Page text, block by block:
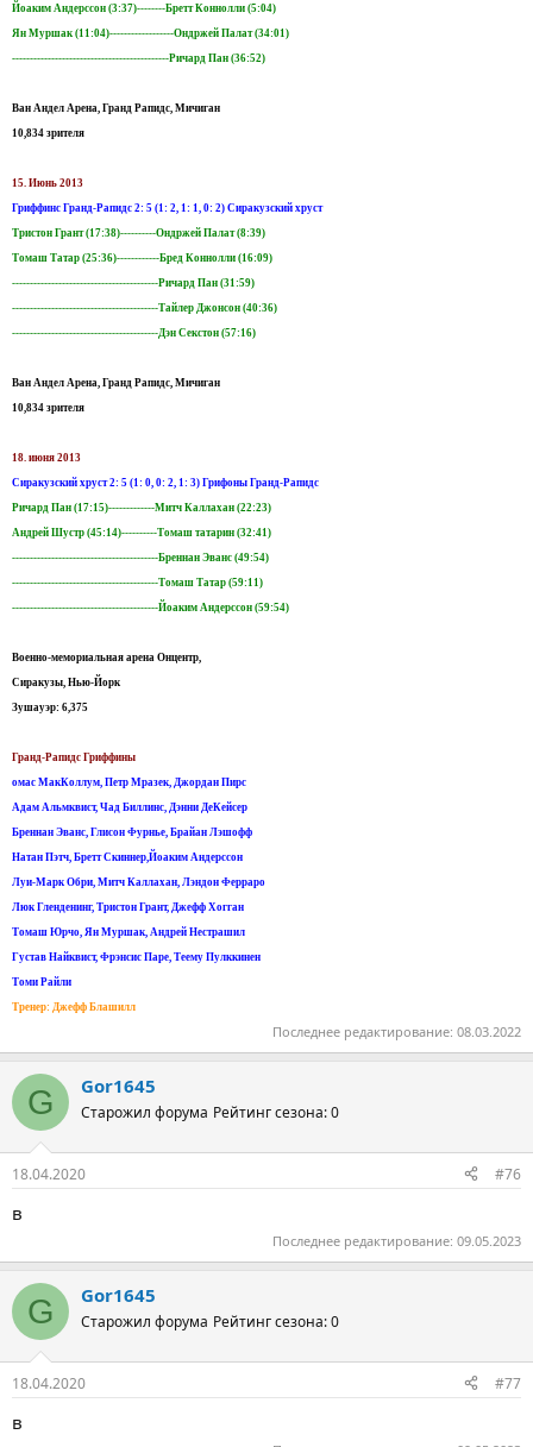
Йоаким Андерссон (3:37)--------Бретт Коннолли (5:04)
Ян Муршак (11:04)------------------Ондржей Палат (34:01)
--------------------------------------------Ричард Пан (36:52)
Ван Андел Арена, Гранд Рапидс, Мичиган
10,834 зрителя
15. Июнь 2013
Гриффинс Гранд-Рапидс 2: 5 (1: 2, 1: 1, 0: 2) Сиракузский хруст
Тристон Грант (17:38)----------Ондржей Палат (8:39)
Томаш Татар (25:36)------------Бред Коннолли (16:09)
-----------------------------------------Ричард Пан (31:59)
-----------------------------------------Тайлер Джонсон (40:36)
-----------------------------------------Дэн Секстон (57:16)
Ван Андел Арена, Гранд Рапидс, Мичиган
10,834 зрителя
18. июня 2013
Сиракузский хруст 2: 5 (1: 0, 0: 2, 1: 3) Грифоны Гранд-Рапидс
Ричард Пан (17:15)-------------Митч Каллахан (22:23)
Андрей Шустр (45:14)----------Томаш татарин (32:41)
-----------------------------------------Бреннан Эванс (49:54)
-----------------------------------------Томаш Татар (59:11)
-----------------------------------------Йоаким Андерссон (59:54)
Военно-мемориальная арена Онцентр,
Сиракузы, Нью-Йорк
Зушауэр: 6,375
Гранд-Рапидс Гриффины
омас МакКоллум, Петр Мразек, Джордан Пирс
Адам Альмквист, Чад Биллинс, Дэнни ДеКейсер
Бреннан Эванс, Глисон Фурнье, Брайан Лэшофф
Натан Пэтч, Бретт Скиннер,Йоаким Андерссон
Луи-Марк Обри, Митч Каллахан, Лэндон Ферраро
Люк Гленденинг, Тристон Грант, Джефф Хогган
Томаш Юрчо, Ян Муршак, Андрей Нестрашил
Густав Найквист, Фрэнсис Паре, Теему Пулккинен
Томи Райли
Тренер: Джефф Блашилл
Последнее редактирование: 08.03.2022
G Gor1645
Старожил форума Рейтинг сезона: 0
18.04.2020 #76
в
Последнее редактирование: 09.05.2023
G Gor1645
Старожил форума Рейтинг сезона: 0
18.04.2020 #77
в